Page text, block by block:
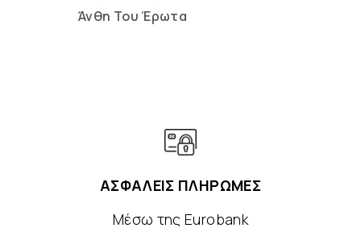
Άνθη Του Έρωτα
ΑΣΦΑΛΕΙΣ ΠΛΗΡΩΜΕΣ
Μέσω της Eurobank